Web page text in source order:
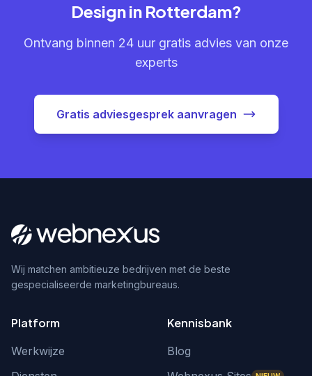
Design in Rotterdam?
Ontvang binnen 24 uur gratis advies van onze
experts
Gratis adviesgesprek aanvragen
Wij matchen ambitieuze bedrijven met de beste
gespecialiseerde marketingbureaus.
Platform
Werkwijze
Kennisbank
Blog